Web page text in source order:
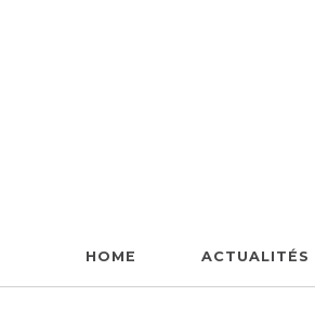
HOME ACTUALITÉS